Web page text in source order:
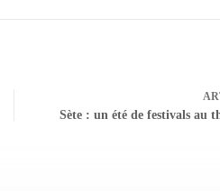
Sète : un été de festivals au